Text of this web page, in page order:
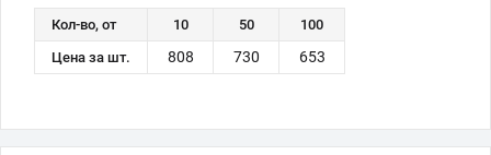
Кол-во, от 10 50
100
Цена за шт.
808 730 653